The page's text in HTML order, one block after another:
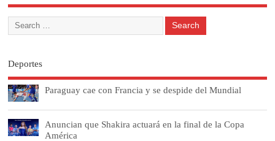
Deportes
Paraguay cae con Francia y se despide del Mundial
Anuncian que Shakira actuará en la final de la Copa
América